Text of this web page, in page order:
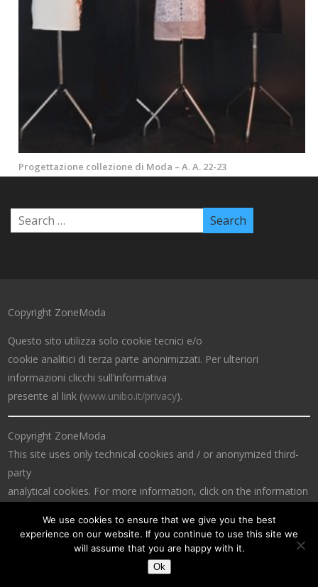
Progettazione collezione di Moda – A. A. 22-23
Copyright ZoneModa
Questo sito utilizza solo cookie tecnici e/o
cookie analitici di terza parte anonimizzati. Per ulteriori
informazioni clicchi sull’informativa
presente al link (www.unibo.it/privacy).
Copyright ZoneModa
This site uses only technical cookies and / or anonymized third-
party
analytical cookies. For more information, click on the information
We use cookies to ensure that we give you the best
experience on our website. If you continue to use this site we
will assume that you are happy with it.
Ok